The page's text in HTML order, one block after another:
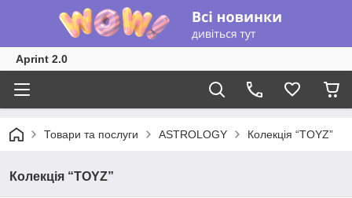
Aprint 2.0
Товари та послуги ASTROLOGY Колекція “TOYZ”
Колекція “TOYZ”